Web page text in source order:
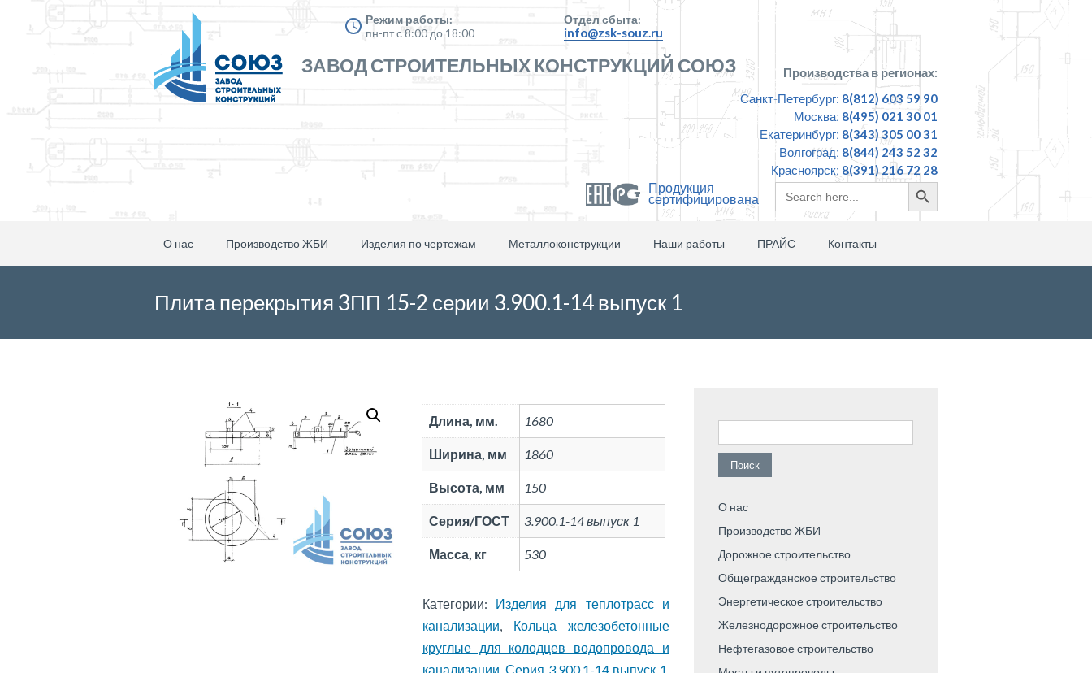
Режим работы:
пн-пт с 8:00 до 18:00
Отдел сбыта:
info@zsk-souz.ru
ЗАВОД СТРОИТЕЛЬНЫХ КОНСТРУКЦИЙ СОЮЗ
Производства в регионах:
Санкт-Петербург: 8(812) 603 59 90
Москва: 8(495) 021 30 01
Екатеринбург: 8(343) 305 00 31
Волгоград: 8(844) 243 52 32
Красноярск: 8(391) 216 72 28
Продукция
сертифицирована
Search
for:
Search
Button
О нас Производство ЖБИ Изделия по чертежам Металлоконструкции Наши работы ПРАЙС Контакты
Плита перекрытия 3ПП 15-2 серии 3.900.1-14 выпуск 1
Длина, мм. 1680
Ширина, мм 1860
Высота, мм 150
Серия/ГОСТ 3.900.1-14 выпуск 1
Масса, кг 530
Категории: Изделия для теплотрасс и
канализации, Кольца железобетонные
круглые для колодцев водопровода и
канализации. Серия 3.900.1-14 выпуск 1,
Найти:
О нас
Производство ЖБИ
Дорожное строительство
Общегражданское строительство
Энергетическое строительство
Железнодорожное строительство
Нефтегазовое строительство